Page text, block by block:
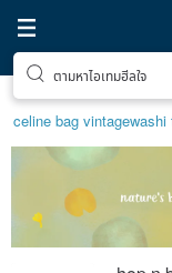
ตามหาไอเทมฮีลใจ
celine bag vintagewashi